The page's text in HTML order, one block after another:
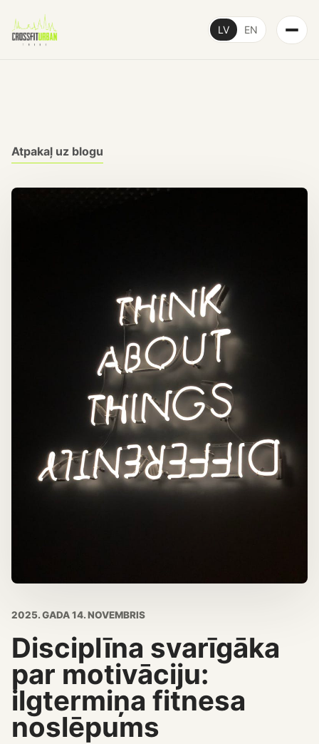
LV EN
Atpakaļ uz blogu
2025. GADA 14. NOVEMBRIS
Disciplīna svarīgāka
par motivāciju:
ilgtermiņa fitnesa
noslēpums